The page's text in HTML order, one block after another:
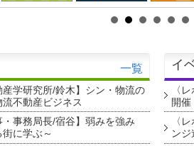
一覧
産学研究所/鈴木】シン・物流の
不動産ビジネス
・事務局長/宿谷】弱みを強み
に学ぶ～
イ
〈
開催
〈
ンジ